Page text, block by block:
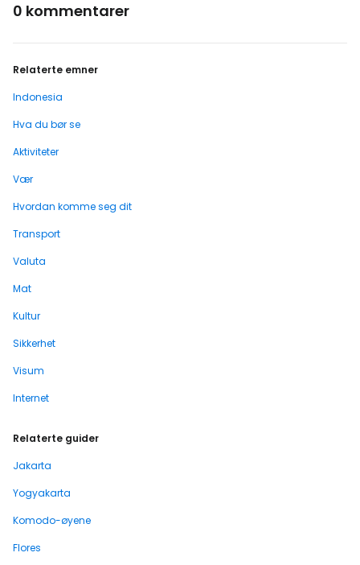
0 kommentarer
Relaterte emner
Indonesia
Hva du bør se
Aktiviteter
Vær
Hvordan komme seg dit
Transport
Valuta
Mat
Kultur
Sikkerhet
Visum
Internet
Relaterte guider
Jakarta
Yogyakarta
Komodo-øyene
Flores